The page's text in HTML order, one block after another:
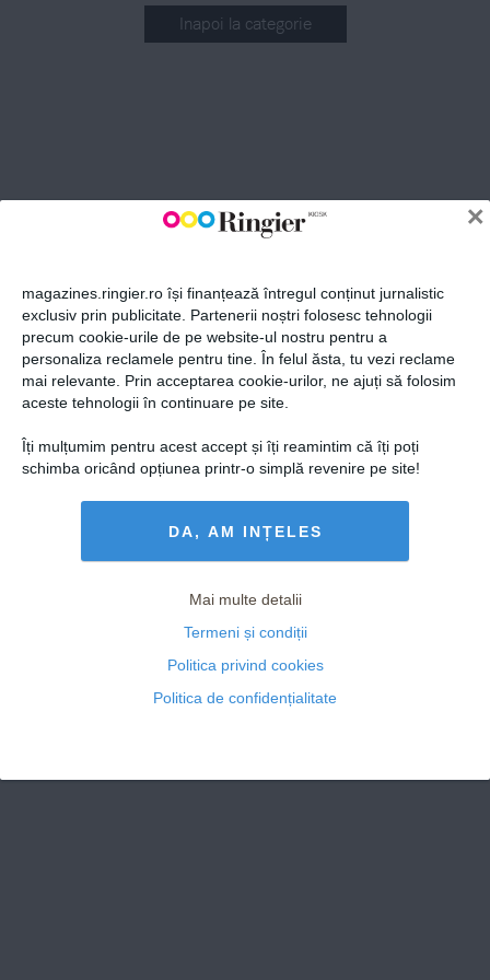
×
magazines.ringier.ro își finanțează întregul conținut jurnalistic
exclusiv prin publicitate. Partenerii noștri folosesc tehnologii
precum cookie-urile de pe website-ul nostru pentru a
personaliza reclamele pentru tine. În felul ăsta, tu vezi reclame
mai relevante. Prin acceptarea cookie-urilor, ne ajuți să folosim
aceste tehnologii în continuare pe site.
Îți mulțumim pentru acest accept și îți reamintim că îți poți
schimba oricând opțiunea printr-o simplă revenire pe site!
DA, AM INȚELES
Mai multe detalii
Termeni și condiții
Politica privind cookies
Politica de confidențialitate
Inapoi la categorie
ABONEAZĂ-TE
Politica de confidențialitate și
© 2026 Ringier Romania. Toate